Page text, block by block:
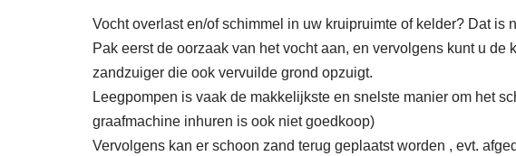
Vocht overlast en/of schimmel in uw kruipruimte of kelder? Dat is
Pak eerst de oorzaak van het vocht aan, en vervolgens kunt u
zandzuiger die ook vervuilde grond opzuigt.
Leegpompen is vaak de makkelijkste en snelste manier om het
graafmachine inhuren is ook niet goedkoop)
Vervolgens kan er schoon zand terug geplaatst worden , evt.